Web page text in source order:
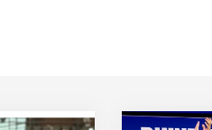
Morges– mit einmal
Bronze-